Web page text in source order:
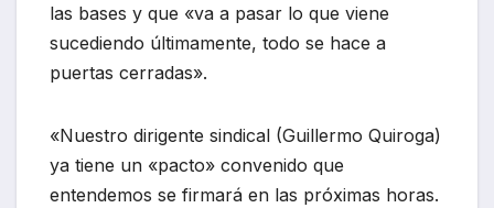
las bases y que «va a pasar lo que viene
sucediendo últimamente, todo se hace a
puertas cerradas».
«Nuestro dirigente sindical (Guillermo Quiroga)
ya tiene un «pacto» convenido que
entendemos se firmará en las próximas horas.